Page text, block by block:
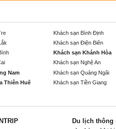
Khách sạn Bình Định
Khách sạn Điện Biên
Khách sạn Khánh Hòa
Khách sạn Nghệ An
Nam Khách sạn Quảng Ngãi
Thiên Huế Khách sạn Tiền Giang
Du lịch thông